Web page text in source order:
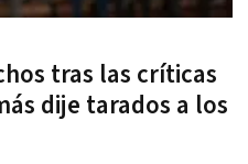
tras las críticas
dije tarados a los